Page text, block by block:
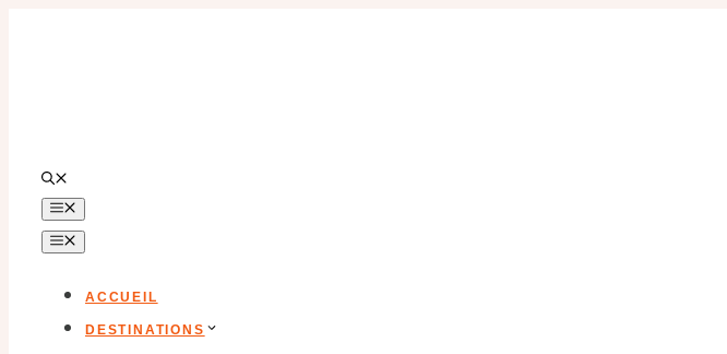
ACCUEIL
DESTINATIONS